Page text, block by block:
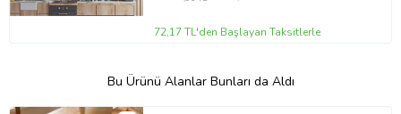
72,17 TL'den Başlayan Taksitlerle
Bu Ürünü Alanlar Bunları da Aldı